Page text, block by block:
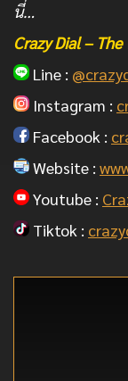
นี่…
Crazy Dial –
Line :
Instagram :
Facebook :
Website :
Youtube :
Tiktok :